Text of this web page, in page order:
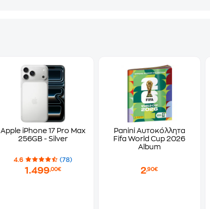
Apple iPhone 17 Pro Max
256GB - Silver
4.6 (78)
1.499,00€
Panini Αυτοκόλλητα
Fifa World Cup 2026
Album
2,90€